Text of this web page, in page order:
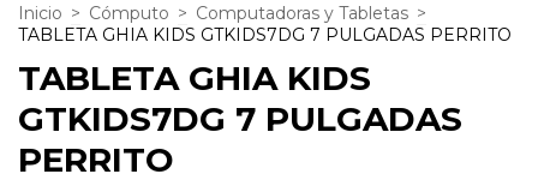
Inicio > Cómputo > Computadoras y Tabletas >
TABLETA GHIA KIDS GTKIDS7DG 7 PULGADAS PERRITO
TABLETA GHIA KIDS
GTKIDS7DG 7 PULGADAS
PERRITO